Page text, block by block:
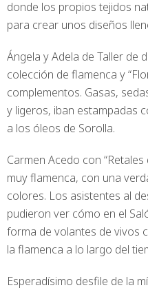
donde los propios tejidos
para crear unos diseños
Ángela y Adela de Taller de
colección de flamenca y
complementos. Gasas,
y ligeros, iban estampadas
a los óleos de Sorolla.
Carmen Acedo con
muy flamenca, con una
colores. Los asistentes al
pudieron ver cómo en el
forma de volantes de vivos
la flamenca a lo largo del
Esperadísimo desfile de la